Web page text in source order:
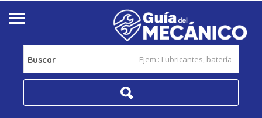
Buscar